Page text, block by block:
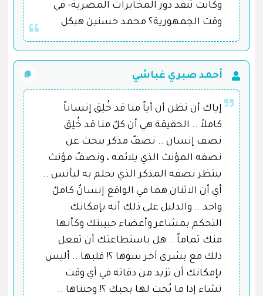
وكانت تنقد دور المخابرات المصرية- في
وقت الجمهورية؟ محمد حسنين هيكل
أحمد صبري غباشي
إياك أن تظن أن أياً منا قد خُلِق إنساناً
كاملاً .. الحقيقة هي أن كلٌ منا قد خُلِق
نصف إنسان .. نصفٌ مذكر يبحث عن
نصفه المؤنث الذي يلائمه ، ونصفٌ مؤنث
ينتظر نصفه المذكر الذي يحلم به ليأنس ..
أي أن الاثنان هما في الواقع إنسانٌ كاملٌ
واحد .. والدليل على ذلك أنه بإمكانك
التحكم بمشاعر وأعضاء حبيبتك وكأنها
منك تماماً .. هل باستطاعتك أن تفعل
ذلك مع بشرى آخر سوها ؟! قلبها .. أليس
بإمكانك أن تزيد من دقاته في أي وقت
تشاء إذا ما بُحت لها بحبك ؟! وجنتاها ..